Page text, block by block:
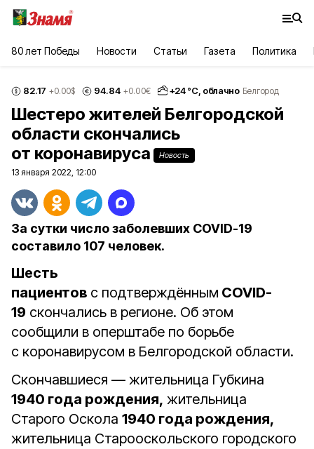
80 лет Победы Новости Статьи Газета Политика
82.17 +0.00$ 94.84 +0.00€ +24°С, облачно Белгород
Шестеро жителей Белгородской
области скончались
от коронавируса
Новость
13 января 2022, 12:00
За сутки число заболевших COVID-19
составило 107 человек.
Шесть
пациентов с подтверждённым COVID-
19 скончались в регионе. Об этом
сообщили в оперштабе по борьбе
с коронавирусом в Белгородской области.
Скончавшиеся — жительница Губкина
1940 года рождения, жительница
Старого Оскола 1940 года рождения,
жительница Старооскольского городского